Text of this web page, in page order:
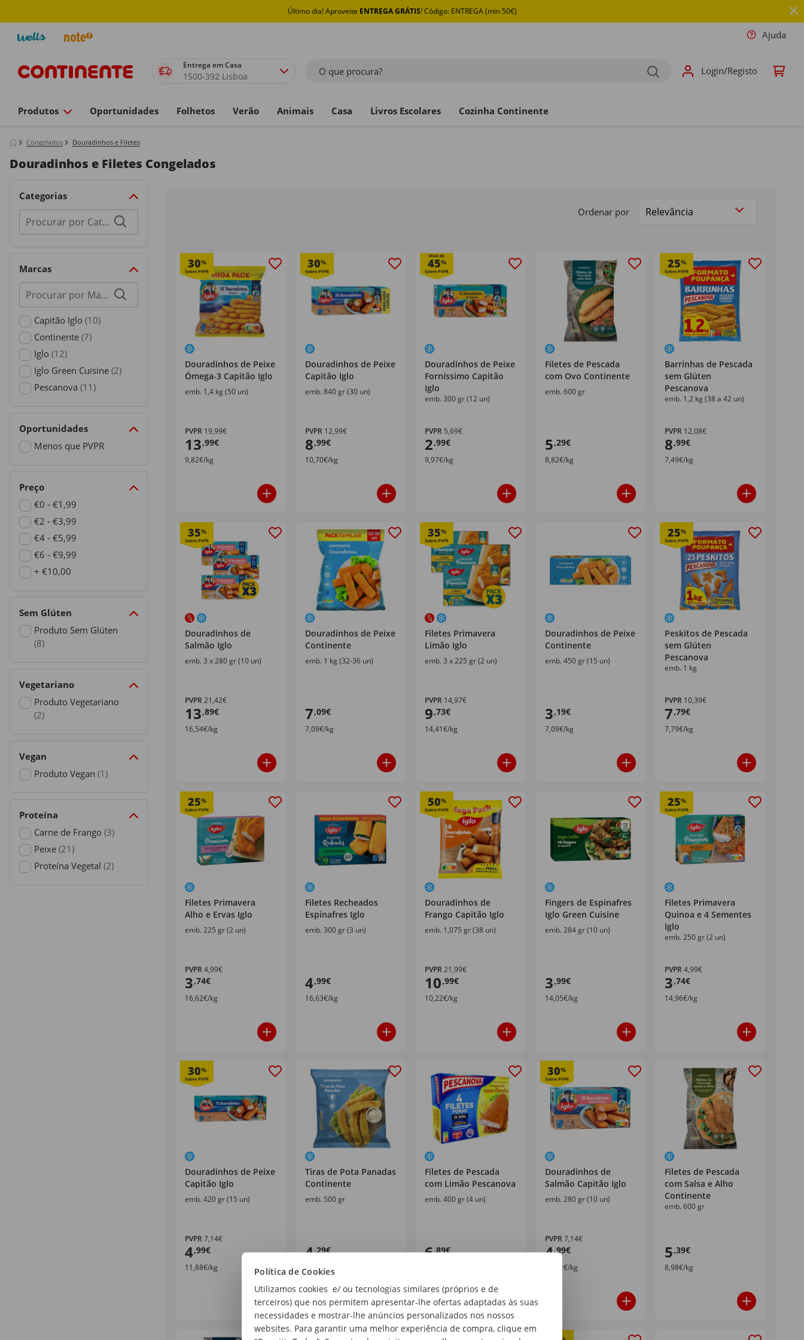
Política de Cookies
Utilizamos cookies e/ ou tecnologias similares (próprios e de
terceiros) que nos permitem apresentar-lhe ofertas adaptadas às suas
necessidades e mostrar-lhe anúncios personalizados nos nossos
websites. Para garantir uma melhor experiência de compra, clique em
Último dia! Aproveite ENTREGA GRÁTIS! Código: ENTREGA (min 50€)
Ajuda
Entrega em Casa
1500-392 Lisboa O que procura? Login/Registo
Produtos Oportunidades Folhetos Verão Animais Casa Livros Escolares Cozinha Continente
Congelados Douradinhos e Filetes
Douradinhos e Filetes Congelados
Categorias
Procurar
por
Marcas
Procurar
por
marcasCapitão Iglo (10)
Refine by Marcas: Capitão Iglo
Continente (7)
Refine by Marcas: Continente
Iglo (12)
Refine by Marcas: Iglo
Iglo Green Cuisine (2)
Refine by Marcas: Iglo Green Cuisine
Pescanova (11)
Oportunidades
Menos que PVPR
Refine by Oportunidades: Menos que PVPR
Preço
€0 - €1,99
Refine by Preço: €0 - €1,99
€2 - €3,99
Refine by Preço: €2 - €3,99
€4 - €5,99
Refine by Preço: €4 - €5,99
€6 - €9,99
Refine by Preço: €6 - €9,99
+ €10,00
Sem Glúten
Produto Sem Glúten
(8)
Refine by Sem Glúten: Produto Sem Glúten
Vegetariano
Produto Vegetariano
(2)
Refine by Vegetariano: Produto Vegetariano
Vegan
Produto Vegan (1)
Proteína
Carne de Frango (3)
Refine by Proteína: Carne de Frango
Peixe (21)
Refine by Proteína: Peixe
Proteína Vegetal (2)
Ordenar por
30%
Douradinhos de Peixe
Ómega-3 Capitão Iglo
emb. 1,4 kg (50 un)
PVPR 19,99€
13,99€
9,82€/kg
30%
Douradinhos de Peixe
Capitão Iglo
emb. 840 gr (30 un)
PVPR12,99€
8,99€
10,70€/kg
Mais de
45%
Douradinhos de Peixe
Forníssimo Capitão
Iglo
emb. 300 gr (12 un)
PVPR 5,69€
2,99€
9,97€/kg
Filetes de Pescada
com Ovo Continente
emb. 600 gr
5,29€
8,82€/kg
25%
Barrinhas de Pescada
sem Glúten
Pescanova
emb. 1,2 kg (38 a 42 un)
PVPR 12,08€
8,99€
7,49€/kg
35%
Douradinhos de
Salmão Iglo
emb. 3 x 280 gr (10 un)
PVPR21,42€
13,89€
16,54€/kg
Douradinhos de Peixe
Continente
emb. 1 kg (32-36 un)
7,09€
7,09€/kg
35%
Filetes Primavera
Limão Iglo
emb. 3 x 225 gr (2 un)
PVPR 14,97€
9,73€
14,41€/kg
Douradinhos de Peixe
Continente
emb. 450 gr (15 un)
3,19€
7,09€/kg
25%
Peskitos de Pescada
sem Glúten
Pescanova
emb. 1 kg
PVPR 10,39€
7,79€
7,79€/kg
25%
Filetes Primavera
Alho e Ervas Iglo
emb. 225 gr (2 un)
PVPR4,99€
3,74€
16,62€/kg
Filetes Recheados
Espinafres Iglo
emb. 300 gr (3 un)
4,99€
16,63€/kg
50%
Douradinhos de
Frango Capitão Iglo
emb. 1,075 gr (38 un)
PVPR21,99€
10,99€
10,22€/kg
Fingers de Espinafres
Iglo Green Cuisine
emb. 284 gr (10 un)
3,99€
14,05€/kg
25%
Filetes Primavera
Quinoa e 4 Sementes
Iglo
emb. 250 gr (2 un)
PVPR4,99€
3,74€
14,96€/kg
30%
Douradinhos de Peixe
Capitão Iglo
emb. 420 gr (15 un)
PVPR7,14€
4,99€
11,88€/kg
Tiras de Pota Panadas
Continente
emb. 500 gr
4,29€
8,58€/kg
Filetes de Pescada
com Limão Pescanova
emb. 400 gr (4 un)
6,89€
30%
Douradinhos de
Salmão Capitão Iglo
emb. 280 gr (10 un)
PVPR7,14€
4,99€
17,82€/kg
Filetes de Pescada
com Salsa e Alho
Continente
emb. 600 gr
5,39€
8,98€/kg